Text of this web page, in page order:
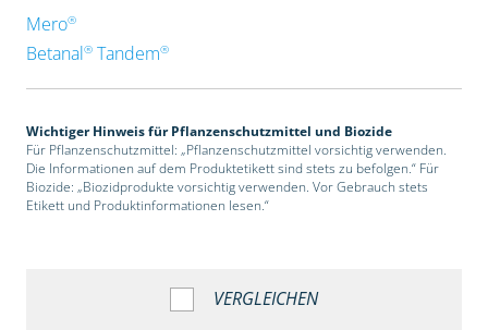
Mero®
Betanal®Tandem®
Wichtiger Hinweis für Pflanzenschutzmittel und Biozide
Für Pflanzenschutzmittel: „Pflanzenschutzmittel vorsichtig verwenden.
Die Informationen auf dem Produktetikett sind stets zu befolgen.“ Für
Biozide: „Biozidprodukte vorsichtig verwenden. Vor Gebrauch stets
Etikett und Produktinformationen lesen.“
VERGLEICHEN